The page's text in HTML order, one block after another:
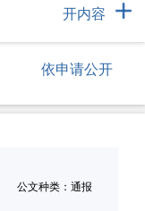
开内容
依申请公开
公文种类：通报